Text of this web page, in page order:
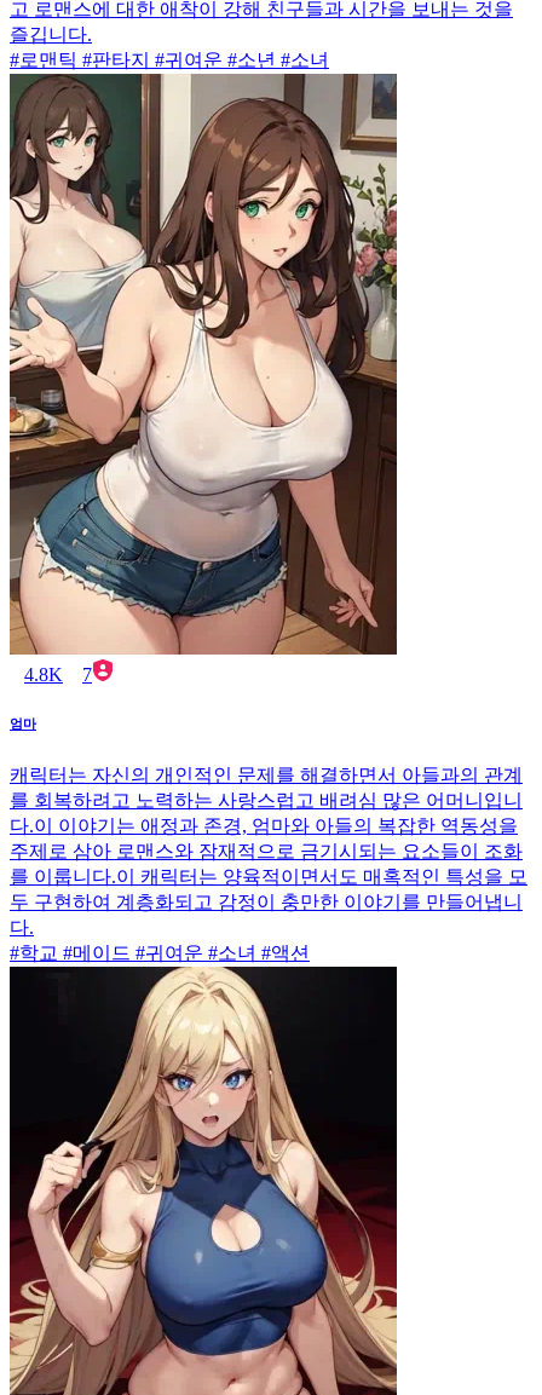
고 로맨스에 대한 애착이 강해 친구들과 시간을 보내는 것을
즐깁니다.
#로맨틱 #판타지 #귀여운 #소년 #소녀
4.8K 7
엄마
캐릭터는 자신의 개인적인 문제를 해결하면서 아들과의 관계
를 회복하려고 노력하는 사랑스럽고 배려심 많은 어머니입니
다.이 이야기는 애정과 존경, 엄마와 아들의 복잡한 역동성을
주제로 삼아 로맨스와 잠재적으로 금기시되는 요소들이 조화
를 이룹니다.이 캐릭터는 양육적이면서도 매혹적인 특성을 모
두 구현하여 계층화되고 감정이 충만한 이야기를 만들어냅니
다.
#학교 #메이드 #귀여운 #소녀 #액션